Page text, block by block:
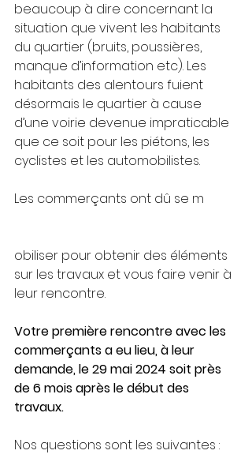
beaucoup à dire concernant la
situation que vivent les habitants
du quartier (bruits, poussières,
manque d’information etc). Les
habitants des alentours fuient
désormais le quartier à cause
d’une voirie devenue impraticable
que ce soit pour les piétons, les
cyclistes et les automobilistes.
Les commerçants ont dû se m
obiliser pour obtenir des éléments
sur les travaux et vous faire venir à
leur rencontre.
Votre première rencontre avec les
commerçants a eu lieu, à leur
demande, le 29 mai 2024 soit près
de 6 mois après le début des
travaux.
Nos questions sont les suivantes :